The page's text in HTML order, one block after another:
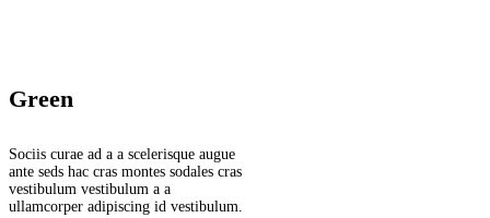
Green
Sociis curae ad a a scelerisque augue
ante seds hac cras montes sodales cras
vestibulum vestibulum a a
ullamcorper adipiscing id vestibulum.